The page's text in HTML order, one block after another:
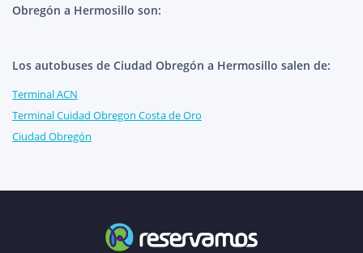
Obregón a Hermosillo son:
Los autobuses de Ciudad Obregón a Hermosillo salen de:
Terminal ACN
Terminal Cuidad Obregon Costa de Oro
Ciudad Obregón